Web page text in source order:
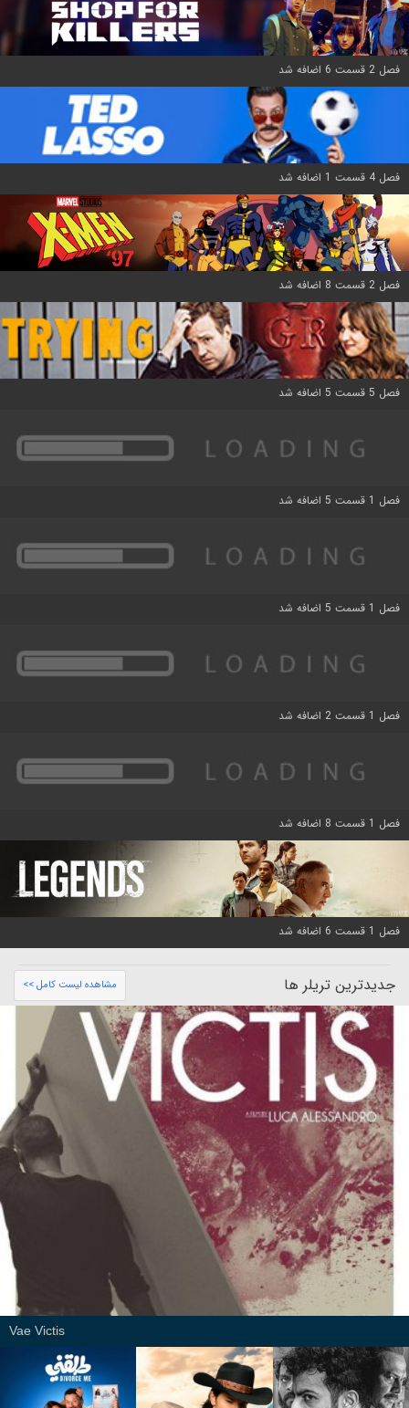
فصل 2 قسمت 6 اضافه شد
فصل 4 قسمت 1 اضافه شد
فصل 2 قسمت 8 اضافه شد
فصل 5 قسمت 5 اضافه شد
فصل 1 قسمت 5 اضافه شد
فصل 1 قسمت 5 اضافه شد
فصل 1 قسمت 2 اضافه شد
فصل 1 قسمت 8 اضافه شد
فصل 1 قسمت 6 اضافه شد
جدیدترین تریلر ها مشاهده لیست کامل >>
Vae Victis